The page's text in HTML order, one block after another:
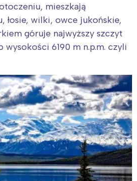
mieszkają
łosie, wilki, owce jukońskie,
góruje najwyższy szczyt
wysokości 6190 m n.p.m. czyli